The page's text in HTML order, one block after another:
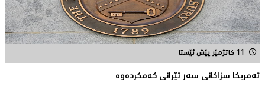
11 کاتژمێر پێش ئێستا
ئه‌مریكا سزاكانی سه‌ر ئێرانی كه‌مكرده‌وه‌